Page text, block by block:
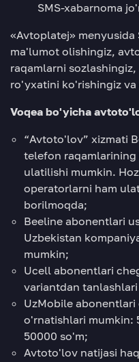
SMS-xabarnoma
«Avtoplatej»
ma'lumot olishingiz,
raqamlarni
ro'yxatini ko'rishingiz
Voqea bo'yicha
“Avtoto'lov” xizmati
telefon
ulatilishi mumkin.
operatorlarni ham
borilmoqda;
Beeline abonentlari
Uzbekistan
mumkin;
Ucell abonentlari
variantdan
UzMobile
o'rnatishlari mumkin:
50000 so'm;
Avtoto'lov natijasi